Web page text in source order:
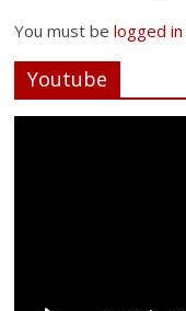
You must belogged in
Youtube